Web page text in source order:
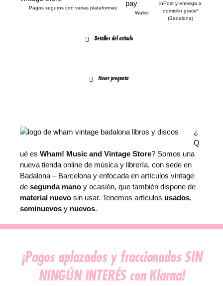
Pagos seguros con varias plataformas
Wallet
inPost y entrega a
domicilio gratis*
(Badalona)
Detalles del artículo
Hacer pregunta
¿
Q
ué es Wham! Music and Vintage Store? Somos una
nueva tienda online de música y librería, con sede en
Badalona – Barcelona y enfocada en artículos vintage
de segunda mano y ocasión, que también dispone de
material nuevo sin usar. Tenemos artículos usados,
seminuevos y nuevos.
¡Pagos aplazados y fraccionados SIN
NINGÚN INTERÉS con Klarna!